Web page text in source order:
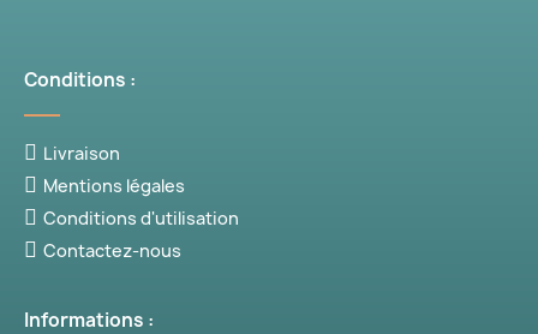
Conditions :
Livraison
Mentions légales
Conditions d'utilisation
Contactez-nous
Informations :